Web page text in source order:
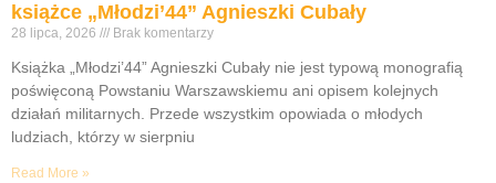
książce „Młodzi’44” Agnieszki Cubały
28 lipca, 2026 Brak komentarzy
Książka „Młodzi’44” Agnieszki Cubały nie jest typową monografią
poświęconą Powstaniu Warszawskiemu ani opisem kolejnych
działań militarnych. Przede wszystkim opowiada o młodych
ludziach, którzy w sierpniu
Read More »